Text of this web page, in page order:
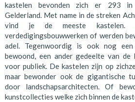
kastelen bevonden zich er 293
Gelderland. Met name in de streken
vind je de meeste kastelen.
verdedigingsbouwwerken of werden
adel. Tegenwoordig is ook nog
bewoond, een ander gedeelte van de
voor publiek. De kastelen zijn op
maar bewonder ook de gigantische
door landschapsarchitecten. Of
kunstcollecties welke zich binnen de